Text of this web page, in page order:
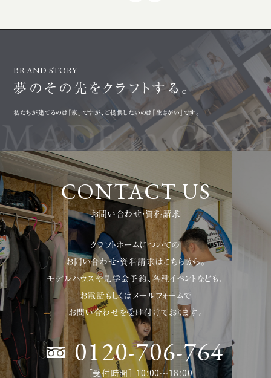
BRAND STORY
夢のその先を クラフトする。
私たちが建てるのは「家」ですが、ご提供したいのは「生きがい」です。
CONTACT US
お問い合わせ・資料請求
クラフトホームについての
お問い合わせ・資料請求はこちらから。
モデルハウスや見学会予約、各種イベントなども、
お電話もしくはメールフォームで
お問い合わせを受け付けております。
0120-706-764
［受付時間］ 10:00〜18:00